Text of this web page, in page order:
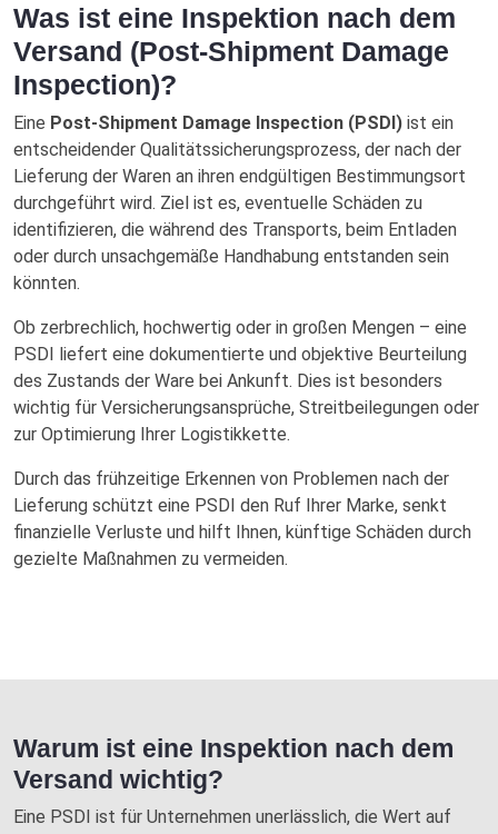
Was ist eine Inspektion nach dem
Versand (Post-Shipment Damage
Inspection)?
Eine Post-Shipment Damage Inspection (PSDI) ist ein
entscheidender Qualitätssicherungsprozess, der nach der
Lieferung der Waren an ihren endgültigen Bestimmungsort
durchgeführt wird. Ziel ist es, eventuelle Schäden zu
identifizieren, die während des Transports, beim Entladen
oder durch unsachgemäße Handhabung entstanden sein
könnten.
Ob zerbrechlich, hochwertig oder in großen Mengen – eine
PSDI liefert eine dokumentierte und objektive Beurteilung
des Zustands der Ware bei Ankunft. Dies ist besonders
wichtig für Versicherungsansprüche, Streitbeilegungen oder
zur Optimierung Ihrer Logistikkette.
Durch das frühzeitige Erkennen von Problemen nach der
Lieferung schützt eine PSDI den Ruf Ihrer Marke, senkt
finanzielle Verluste und hilft Ihnen, künftige Schäden durch
gezielte Maßnahmen zu vermeiden.
Warum ist eine Inspektion nach dem
Versand wichtig?
Eine PSDI ist für Unternehmen unerlässlich, die Wert auf